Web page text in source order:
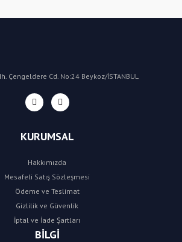
Çengeldere Cd. No:24 Beykoz/İSTANBUL
KURUMSAL
Hakkımızda
Mesafeli Satış Sözleşmesi
Ödeme ve Teslimat
Gizlilik ve Güvenlik
İptal ve İade Şartları
BİLGİ